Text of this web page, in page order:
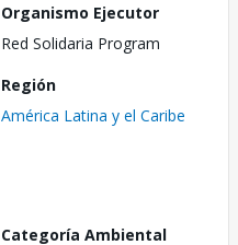
Organismo Ejecutor
Red Solidaria Program
Región
América Latina y el Caribe
Categoría Ambiental